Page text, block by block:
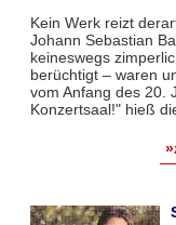
Kein Werk reizt
Johann Sebastian
keineswegs
berüchtigt – waren
vom Anfang des 20.
Konzertsaal!" hieß